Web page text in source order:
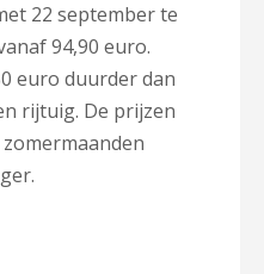
22 september te
94,90 euro.
euro duurder dan
rijtuig. De prijzen